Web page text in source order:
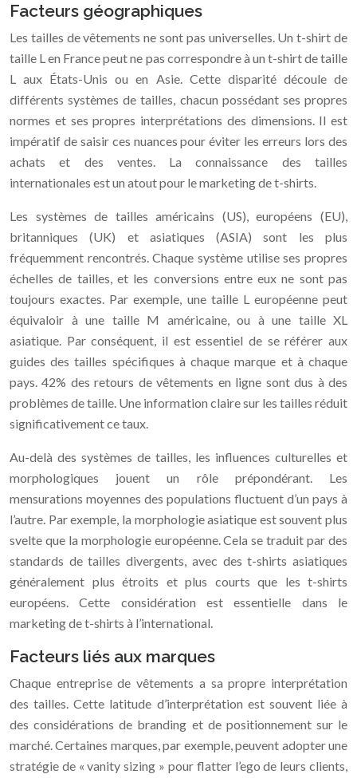
Facteurs géographiques
Les tailles de vêtements ne sont pas universelles. Un t-shirt de
taille L en France peut ne pas correspondre à un t-shirt de taille
L aux États-Unis ou en Asie. Cette disparité découle de
différents systèmes de tailles, chacun possédant ses propres
normes et ses propres interprétations des dimensions. Il est
impératif de saisir ces nuances pour éviter les erreurs lors des
achats et des ventes. La connaissance des tailles
internationales est un atout pour le marketing de t-shirts.
Les systèmes de tailles américains (US), européens (EU),
britanniques (UK) et asiatiques (ASIA) sont les plus
fréquemment rencontrés. Chaque système utilise ses propres
échelles de tailles, et les conversions entre eux ne sont pas
toujours exactes. Par exemple, une taille L européenne peut
équivaloir à une taille M américaine, ou à une taille XL
asiatique. Par conséquent, il est essentiel de se référer aux
guides des tailles spécifiques à chaque marque et à chaque
pays. 42% des retours de vêtements en ligne sont dus à des
problèmes de taille. Une information claire sur les tailles réduit
significativement ce taux.
Au-delà des systèmes de tailles, les influences culturelles et
morphologiques jouent un rôle prépondérant. Les
mensurations moyennes des populations fluctuent d’un pays à
l’autre. Par exemple, la morphologie asiatique est souvent plus
svelte que la morphologie européenne. Cela se traduit par des
standards de tailles divergents, avec des t-shirts asiatiques
généralement plus étroits et plus courts que les t-shirts
européens. Cette considération est essentielle dans le
marketing de t-shirts à l’international.
Facteurs liés aux marques
Chaque entreprise de vêtements a sa propre interprétation
des tailles. Cette latitude d’interprétation est souvent liée à
des considérations de branding et de positionnement sur le
marché. Certaines marques, par exemple, peuvent adopter une
stratégie de « vanity sizing » pour flatter l’ego de leurs clients,